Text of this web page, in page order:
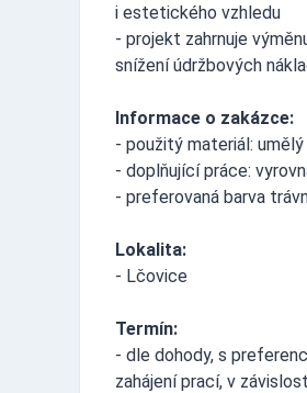
i estetického vzhledu
- projekt zahrnuje
snížení údržbových
Informace o zakázce:
- použitý materiál:
- doplňující práce:
- preferovaná barva
Lokalita:
- Lčovice
Termín:
- dle dohody, s
zahájení prací, v